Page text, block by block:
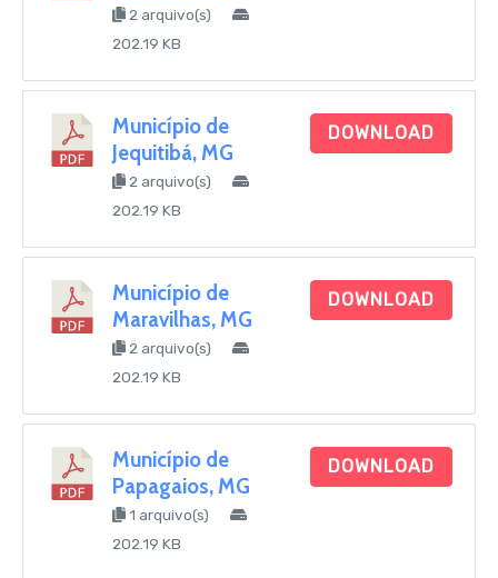
2 arquivo(s)
202.19 KB
Município de
Jequitibá, MG
2 arquivo(s)
202.19 KB
DOWNLOAD
Município de
Maravilhas, MG
2 arquivo(s)
202.19 KB
DOWNLOAD
Município de
Papagaios, MG
1 arquivo(s)
202.19 KB
DOWNLOAD